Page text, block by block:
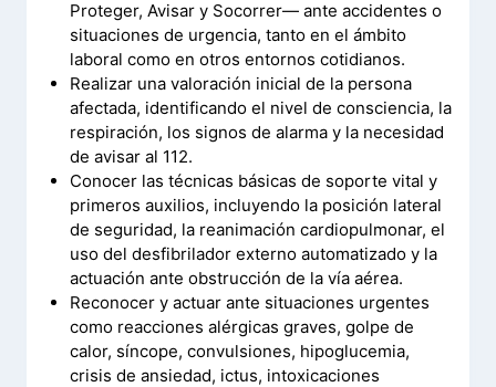
Proteger, Avisar y Socorrer— ante accidentes o
situaciones de urgencia, tanto en el ámbito
laboral como en otros entornos cotidianos.
Realizar una valoración inicial de la persona
afectada, identificando el nivel de consciencia, la
respiración, los signos de alarma y la necesidad
de avisar al 112.
Conocer las técnicas básicas de soporte vital y
primeros auxilios, incluyendo la posición lateral
de seguridad, la reanimación cardiopulmonar, el
uso del desfibrilador externo automatizado y la
actuación ante obstrucción de la vía aérea.
Reconocer y actuar ante situaciones urgentes
como reacciones alérgicas graves, golpe de
calor, síncope, convulsiones, hipoglucemia,
crisis de ansiedad, ictus, intoxicaciones